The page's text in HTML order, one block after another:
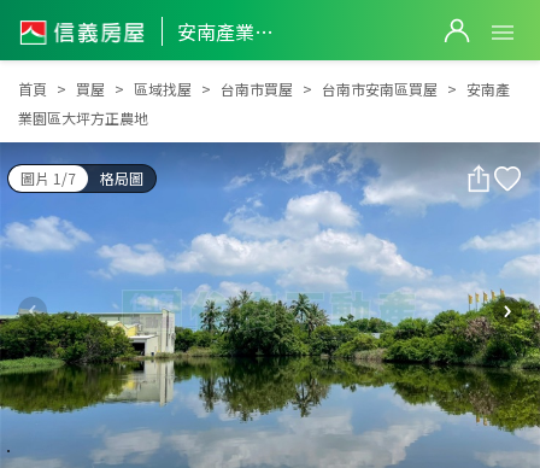
安南產業園區大坪方正農地
安南產業園區大坪方正農地
首頁 買屋 區域找屋 台南市買屋 台南市安南區買屋
安南產
業園區大坪方正農地
圖片 1/7 格局圖